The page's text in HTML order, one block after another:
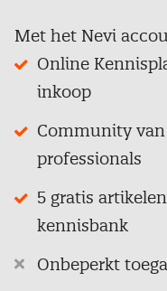
Met het Nevi
Online
inkoop
Community
professionals
5 gratis
kennisbank
Onbeperkt